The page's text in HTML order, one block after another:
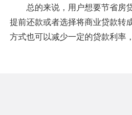
总的来说，用户想要节省房
提前还款或者选择将商业贷款转
方式也可以减少一定的贷款利率